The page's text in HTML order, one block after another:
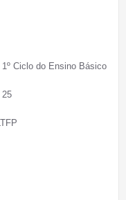
do Ensino Básico